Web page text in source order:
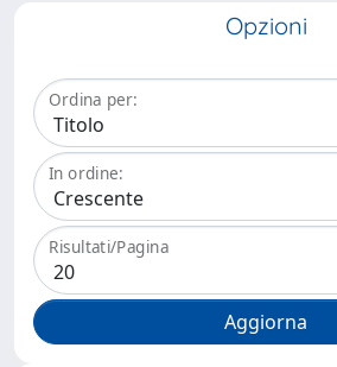
Opzioni
Ordina per:
In ordine:
Risultati/Pagina